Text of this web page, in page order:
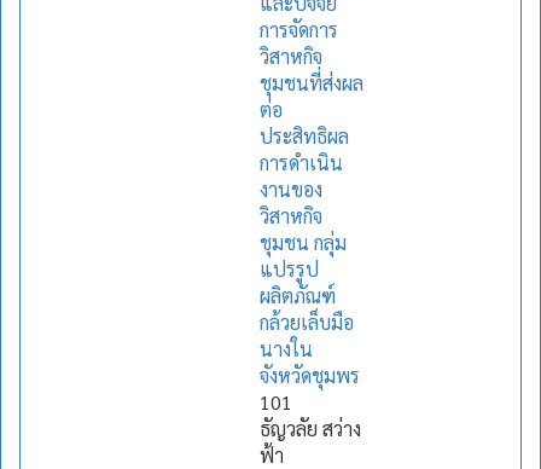
การจัดการ
วิสาหกิจ
ชุมชนที่ส่งผล
ต่อ
ประสิทธิผล
การดำเนิน
งานของ
วิสาหกิจ
ชุมชน กลุ่ม
แปรรูป
ผลิตภัณฑ์
กล้วยเล็บมือ
นางใน
จังหวัดชุมพร
101
ธัญวลัย สว่าง
ฟ้า